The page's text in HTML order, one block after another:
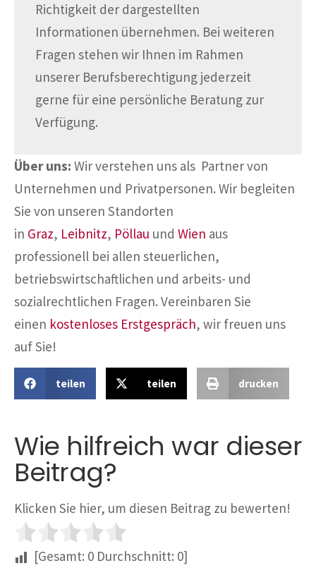
Richtigkeit der dargestellten
Informationen übernehmen. Bei weiteren
Fragen stehen wir Ihnen im Rahmen
unserer Berufsberechtigung jederzeit
gerne für eine persönliche Beratung zur
Verfügung.
Über uns: Wir verstehen uns als Partner von
Unternehmen und Privatpersonen. Wir begleiten
Sie von unseren Standorten
in Graz, Leibnitz, Pöllau und Wien aus
professionell bei allen steuerlichen,
betriebswirtschaftlichen und arbeits- und
sozialrechtlichen Fragen. Vereinbaren Sie
einen kostenloses Erstgespräch, wir freuen uns
auf Sie!
teilen teilen drucken
Wie hilfreich war dieser
Beitrag?
Klicken Sie hier, um diesen Beitrag zu bewerten!
[Gesamt: 0 Durchschnitt: 0]